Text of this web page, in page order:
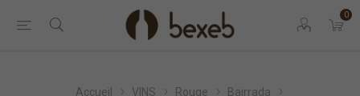
0
Accueil VINS Rouge
Bairrada